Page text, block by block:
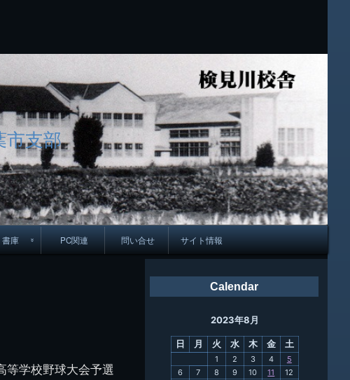
市支部
書庫 PC関連 問い合せ サイト情報
等学校野球大会予選
Calendar
2023年8月
日 月 火 水 木 金 土
1 2 3 4
5
6
7 8 9 10 11
12